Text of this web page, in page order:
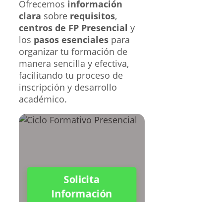
Ofrecemos información
clara sobre requisitos,
centros de FP Presencial y
los pasos esenciales para
organizar tu formación de
manera sencilla y efectiva,
facilitando tu proceso de
inscripción y desarrollo
académico.
Solicita
Información